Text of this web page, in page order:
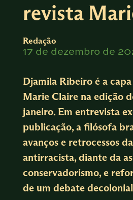
revista
Redação
17 de dezembro de
Djamila Ribeiro é a
Marie Claire na edição
janeiro. Em entrevista
publicação, a filósofa
avanços e retrocessos
antirracista, diante da
conservadorismo, e
de um debate